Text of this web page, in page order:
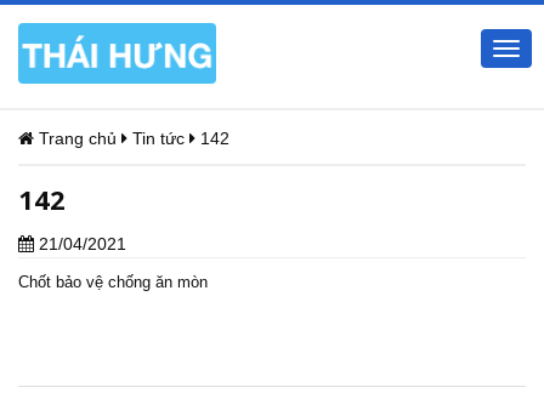
Trang chủ Tin tức 142
142
21/04/2021
Chốt bảo vệ chống ăn mòn